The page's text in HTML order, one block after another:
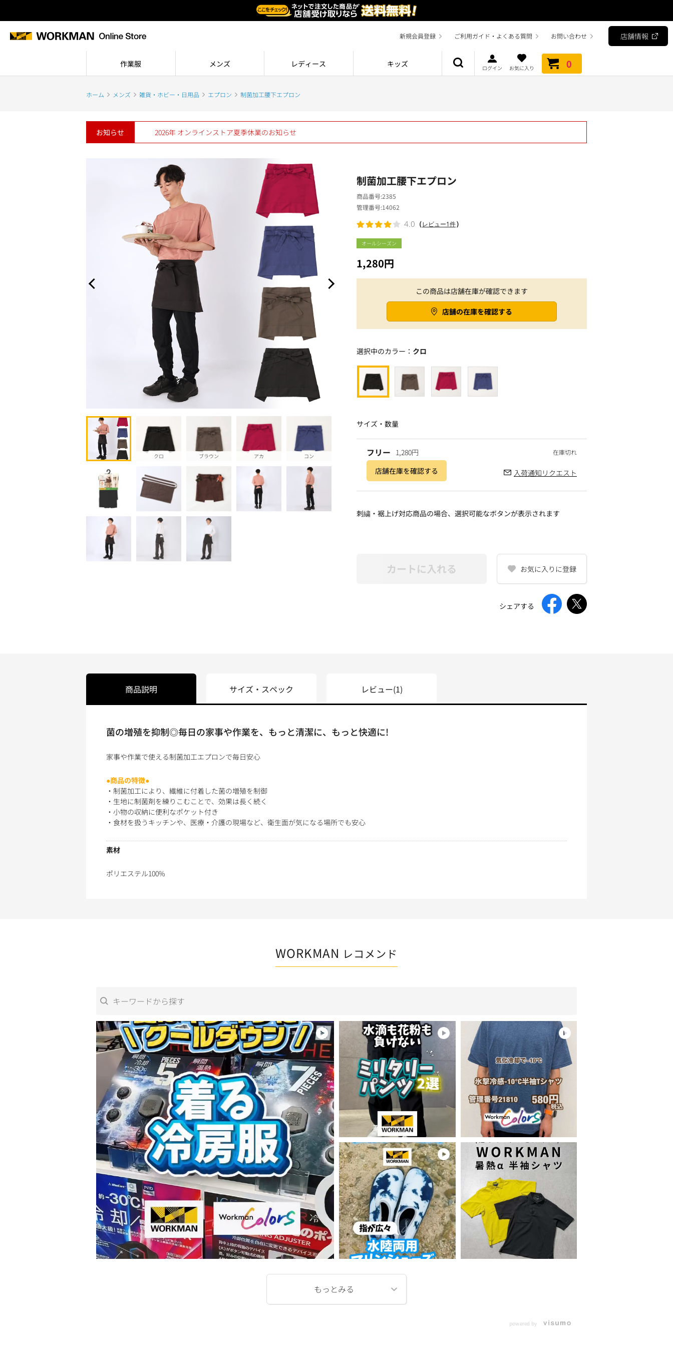
新規会員登録 ご利用ガイド・よくある質問 お問い合わせ 店舗情報
作業服 メンズ レディース キッズ ログイン お気に入り 0
ホーム メンズ 雑貨・ホビー・日用品 エプロン 制菌加工腰下エプロン
お知らせ 2026年 オンラインストア夏季休業のお知らせ
クロ ブラウン アカ コン
オールシーズン
この商品は店舗在庫が確認できます
店舗の在庫を確認する
制菌加工腰下エプロン
1,280円
商品番号2385
管理番号 14062
4.0 （レビュー1件）
選択中のカラー： クロ
サイズ・数量
フリー 1,280円
入荷通知リクエスト
店舗在庫を確認する
刺繍・裾上げ対応商品の場合、選択可能なボタンが表示されます
カートに入れる お気に入りに登録
シェアする
商品説明
菌の増殖を抑制◎毎日の家事や作業を、もっと清潔に、もっと快適に!
家事や作業で使える制菌加工エプロンで毎日安心
●商品の特徴●
・制菌加工により、繊維に付着した菌の増殖を制御
・生地に制菌剤を練りこむことで、効果は長く続く
・小物の収納に便利なポケット付き
・食材を扱うキッチンや、医療・介護の現場など、衛生面が気になる場所でも安心
素材
ポリエステル100%
サイズ・スペック レビュー(1)
WORKMAN レコメンド
powered by